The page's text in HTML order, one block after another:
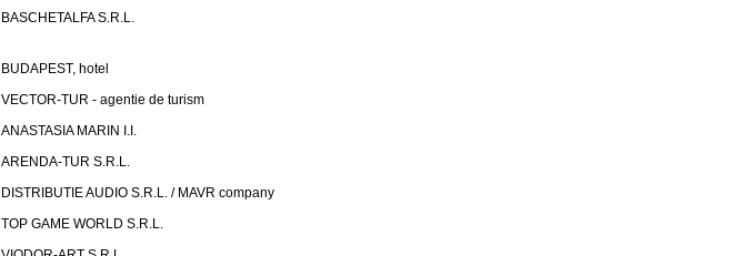
BASCHETALFA S.R.L.
BUDAPEST, hotel
VECTOR-TUR - agentie de turism
ANASTASIA MARIN I.I.
ARENDA-TUR S.R.L.
DISTRIBUTIE AUDIO S.R.L. / MAVR company
TOP GAME WORLD S.R.L.